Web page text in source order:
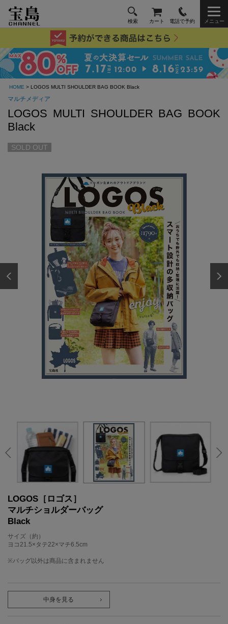
検索 カート 電話で予約 メニュー
HOME > LOGOS MULTI SHOULDER BAG BOOK Black
マルチメディア
LOGOS MULTI SHOULDER BAG BOOK
Black
SOLD OUT
LOGOS［ロゴス］
マルチショルダーバッグ
Black
サイズ（約）
ヨコ21.5×タテ22×マチ6.5cm
※バッグ以外は商品に含まれません
中身を見る